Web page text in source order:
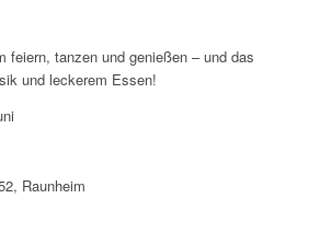
feiern, tanzen und genießen – und das
und leckerem Essen!
Raunheim